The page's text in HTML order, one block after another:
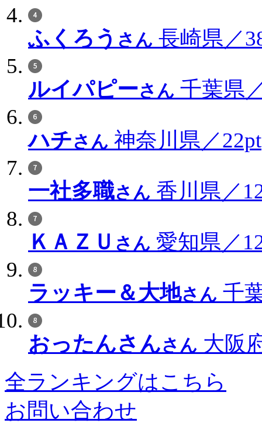
ふくろう さん 長崎県／
ルイパピーさん 千葉県
ハチさん 神奈川県／22pt
一社多職さん 香川県／
ＫＡＺＵ さん 愛知県／
ラッキー＆大地さん 千
おったんさんさん 大阪
全ランキングはこちら
お問い合わせ